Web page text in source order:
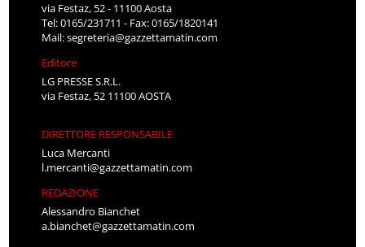
via Festaz, 52 - 11100 Aosta
Tel: 0165/231711 - Fax: 0165/1820141
Mail:segreteria@gazzettamatin.com
Editore
LG PRESSE S.R.L.
via Festaz, 52 11100 AOSTA
DIRETTORE RESPONSABILE
Luca Mercanti
l.mercanti@gazzettamatin.com
REDAZIONE
Alessandro Bianchet
a.bianchet@gazzettamatin.com